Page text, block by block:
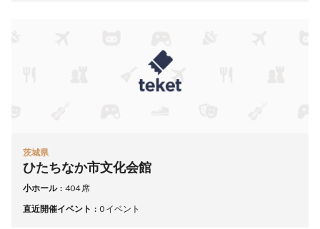
茨城県
ひたちなか市文化会館
小ホール
404 席
直近開催イベント
0 イベント